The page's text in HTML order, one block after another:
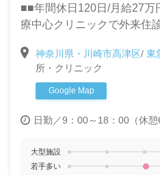
■■年間休日120日/月給27万
療中心クリニックで外来住
神奈川県・川崎市高津区/ 東
所・クリニック
Google Map
日勤／9：00～18：00（休憩
大型施設
若手多い